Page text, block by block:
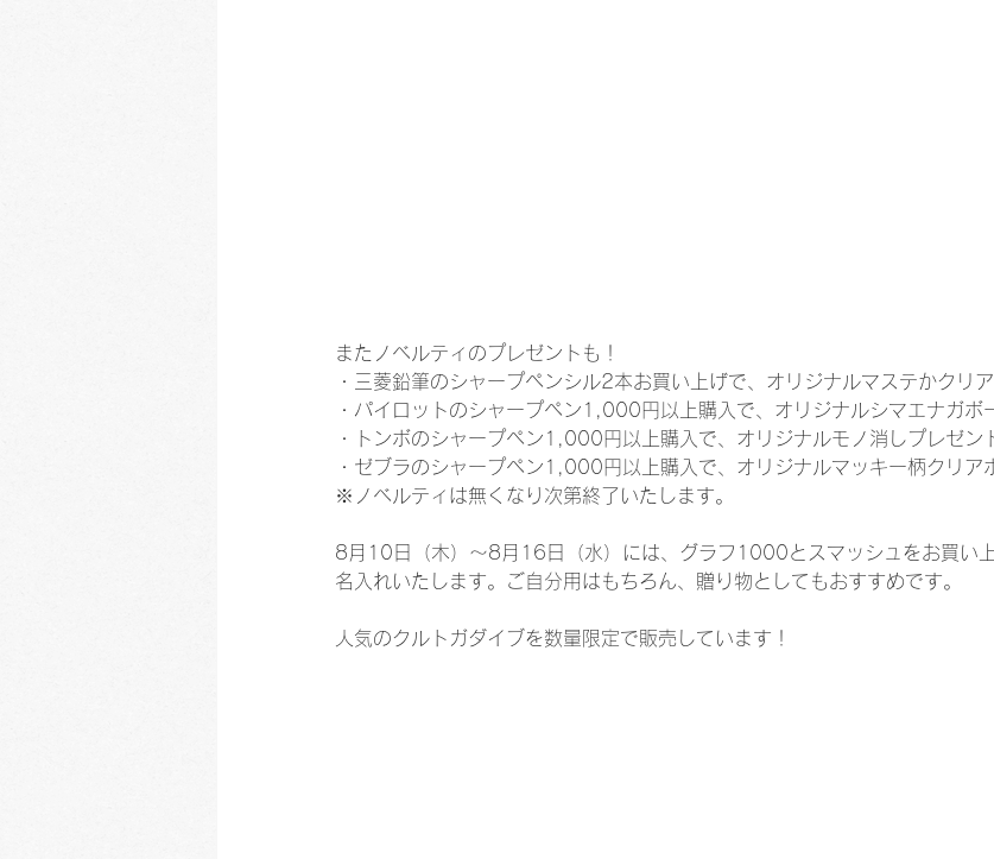
またノベルティのプレゼントも！
・三菱鉛筆のシャープペンシル2本お買い上げで、オリジナルマステかクリ
・パイロットのシャープペン1,000円以上購入で、オリジナルシマエナガボ
・トンボのシャープペン1,000円以上購入で、オリジナルモノ消しプレゼン
・ゼブラのシャープペン1,000円以上購入で、オリジナルマッキー柄クリア
※ノベルティは無くなり次第終了いたします。
8月10日（木）～8月16日（水）には、グラフ1000とスマッシュをお買い
名入れいたします。ご自分用はもちろん、贈り物としてもおすすめです。
人気のクルトガダイブを数量限定で販売しています！